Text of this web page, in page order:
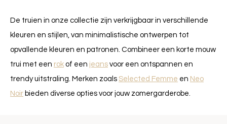
De truien in onze collectie zijn verkrijgbaar in verschillende
kleuren en stijlen, van minimalistische ontwerpen tot
opvallende kleuren en patronen. Combineer een korte mouw
trui met een rok of een jeans voor een ontspannen en
trendy uitstraling. Merken zoals Selected Femme en Neo
Noir bieden diverse opties voor jouw zomergarderobe.